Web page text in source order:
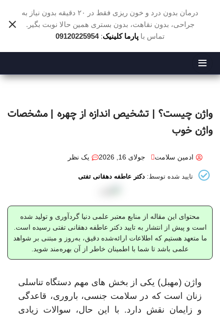
واژن چیست؟ | تشخیص اندازه از چهره | مشخصات
واژن خوب
ادمین سلامت جولای 16, 2026 یک نظر
تایید شده توسط: دکتر عاطفه دهقانی تفتی
محتوای این مقاله از منابع معتبر علمی دنیا گردآوری و تولید شده
است و پیش از انتشار به تایید دکتر عاطفه دهقانی تفتی رسیده است.
ما متعهد هستیم که اطلاعات ارائه‌شده دقیق، به‌روز و مبتنی بر شواهد
علمی باشد تا شما با اطمینان خاطر از آن بهره‌مند شوید.
واژن (مهبل) یکی از بخش های مهم دستگاه تناسلی
زنان است که در سلامت جنسی، باروری، قاعدگی
و زایمان نقش دارد. با این حال، سوالات زیادی
درمان بدون درد و خون ریزی فقط در ۲۰ دقیقه بدون نیاز به
جراحی، بدون نقاهت، بدون بستری همین حالا نوبت بگیر.
تماس با پارما کلینیک:
09120225954